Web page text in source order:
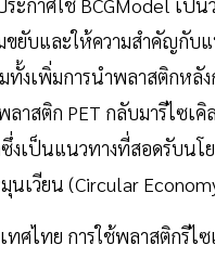
ขยับและให้ความสำคัญกับแ
ทั้งเพิ่มการนำพลาสติกหลัง
ลาสติก PET กลับมารีไซเ
งเป็นแนวทางที่สอดรับนโ
นเวียน (Circular
ทศไทย การใช้พลาสติกรีไซ